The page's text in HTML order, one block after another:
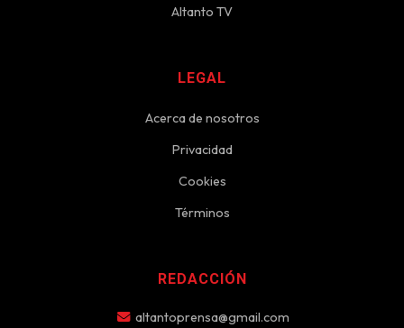
Altanto TV
LEGAL
Acerca de nosotros
Privacidad
Cookies
Términos
REDACCIÓN
altantoprensa@gmail.com